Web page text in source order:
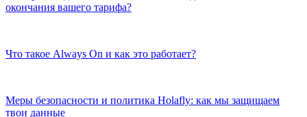
окончания вашего тарифа?
Что такое Always On и как это работает?
Меры безопасности и политика Holafly: как мы защищаем
твои данные